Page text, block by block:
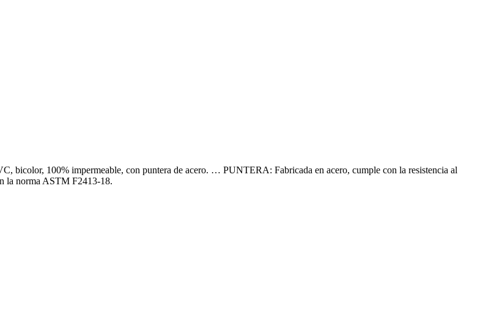
bicolor, 100% impermeable, con puntera de acero. … PUNTERA: Fabricada en acero, cumple con la resistencia al
la norma ASTM F2413-18.